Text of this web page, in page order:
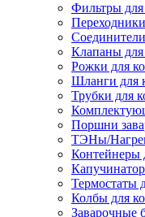
Фильтры
Клапаны
Рожки для
Шланги для
Трубки для
Поршни
ТЭНы/
Контейнеры
Термостаты
Колбы для
Заварочные